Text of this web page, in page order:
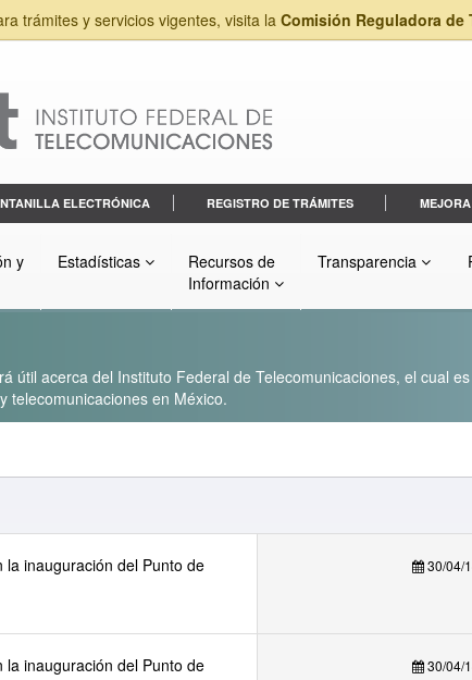
trámites y servicios vigentes, visita la Comisión Reguladora
ELECTRÓNICA REGISTRO DE TRÁMITES
y
Estadísticas
Recursos de
Información
Transparencia
acerca del Instituto Federal de Telecomunicaciones, el cual
telecomunicaciones en México.
inauguración del Punto de
30/04/
inauguración del Punto de
30/04/